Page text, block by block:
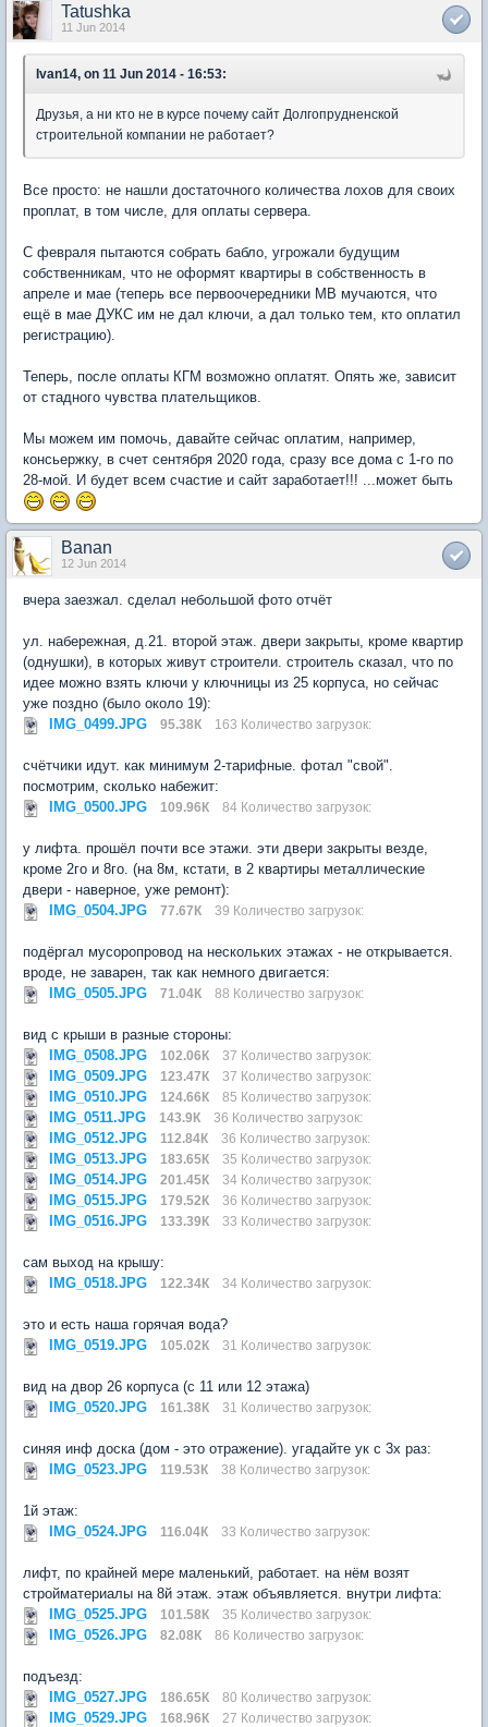
Tatushka
11 Jun 2014
Ivan14, on 11 Jun 2014 - 16:53:
Друзья, а ни кто не в курсе почему сайт Долгопрудненской
строительной компании не работает?
Все просто: не нашли достаточного количества лохов для своих
проплат, в том числе, для оплаты сервера.
С февраля пытаются собрать бабло, угрожали будущим
собственникам, что не оформят квартиры в собственность в
апреле и мае (теперь все первоочередники МВ мучаются, что
ещё в мае ДУКС им не дал ключи, а дал только тем, кто оплатил
регистрацию).
Теперь, после оплаты КГМ возможно оплатят. Опять же, зависит
от стадного чувства плательщиков.
Мы можем им помочь, давайте сейчас оплатим, например,
консьержку, в счет сентября 2020 года, сразу все дома с 1-го по
28-мой. И будет всем счастие и сайт заработает!!! ...может быть
Banan
12 Jun 2014
вчера заезжал. сделал небольшой фото отчёт
ул. набережная, д.21. второй этаж. двери закрыты, кроме квартир
(однушки), в которых живут строители. строитель сказал, что по
идее можно взять ключи у ключницы из 25 корпуса, но сейчас
уже поздно (было около 19):
IMG_0499.JPG
95.38К 163 Количество загрузок:
счётчики идут. как минимум 2-тарифные. фотал "свой".
посмотрим, сколько набежит:
IMG_0500.JPG
109.96К 84 Количество загрузок:
у лифта. прошёл почти все этажи. эти двери закрыты везде,
кроме 2го и 8го. (на 8м, кстати, в 2 квартиры металлические
двери - наверное, уже ремонт):
IMG_0504.JPG
77.67К 39 Количество загрузок:
подёргал мусоропровод на нескольких этажах - не открывается.
вроде, не заварен, так как немного двигается:
IMG_0505.JPG
71.04К 88 Количество загрузок:
вид с крыши в разные стороны:
IMG_0508.JPG
102.06К 37 Количество загрузок:
IMG_0509.JPG 123.47К 37 Количество загрузок:
IMG_0510.JPG 124.66К 85 Количество загрузок:
IMG_0511.JPG 143.9К 36 Количество загрузок:
IMG_0512.JPG 112.84К 36 Количество загрузок:
IMG_0513.JPG 183.65К 35 Количество загрузок:
IMG_0514.JPG 201.45К 34 Количество загрузок:
IMG_0515.JPG 179.52К 36 Количество загрузок:
IMG_0516.JPG 133.39К 33 Количество загрузок:
сам выход на крышу:
IMG_0518.JPG
122.34К 34 Количество загрузок:
это и есть наша горячая вода?
IMG_0519.JPG
105.02К 31 Количество загрузок:
вид на двор 26 корпуса (с 11 или 12 этажа)
IMG_0520.JPG
161.38К 31 Количество загрузок:
синяя инф доска (дом - это отражение). угадайте ук с 3х раз:
IMG_0523.JPG
119.53К 38 Количество загрузок:
1й этаж:
IMG_0524.JPG
116.04К 33 Количество загрузок:
лифт, по крайней мере маленький, работает. на нём возят
стройматериалы на 8й этаж. этаж объявляется. внутри лифта:
IMG_0525.JPG
101.58К 35 Количество загрузок:
IMG_0526.JPG 82.08К 86 Количество загрузок:
подъезд:
IMG_0527.JPG
186.65К 80 Количество загрузок:
IMG_0529.JPG 168.96К 27 Количество загрузок: